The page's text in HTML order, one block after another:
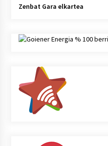
Zenbat Gara elkartea